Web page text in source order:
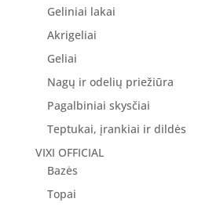
Geliniai lakai
Akrigeliai
Geliai
Nagų ir odelių priežiūra
Pagalbiniai skysčiai
Teptukai, įrankiai ir dildės
VIXI OFFICIAL
Bazės
Topai